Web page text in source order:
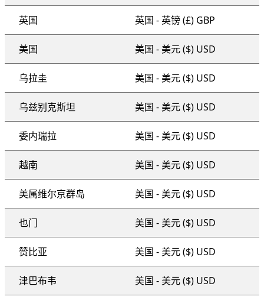
英国 英国 - 英镑 (£) GBP
美国 美国 - 美元 ($) USD
乌拉圭 美国 - 美元 ($) USD
乌兹别克斯坦 美国 - 美元 ($) USD
委内瑞拉 美国 - 美元 ($) USD
越南 美国 - 美元 ($) USD
美属维尔京群岛 美国 - 美元 ($) USD
也门 美国 - 美元 ($) USD
赞比亚 美国 - 美元 ($) USD
津巴布韦 美国 - 美元 ($) USD